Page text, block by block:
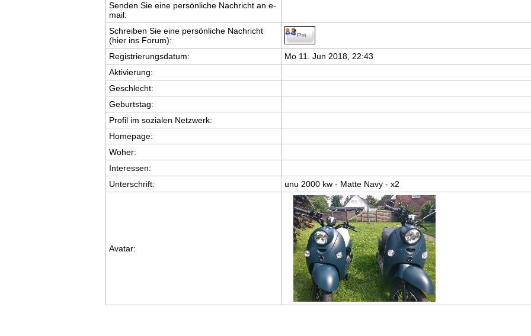
Senden Sie eine persönliche Nachricht an e-
mail:
Schreiben Sie eine persönliche Nachricht
(hier ins Forum):
Registrierungsdatum:
Mo 11. Jun 2018, 22:43
Aktivierung:
Geschlecht:
Geburtstag:
Profil im sozialen Netzwerk:
Homepage:
Woher:
Interessen:
Unterschrift:
unu 2000 kw - Matte Navy - x2
Avatar: